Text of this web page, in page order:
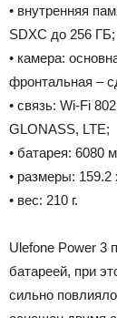
• внутренняя
SDXC до 256 ГБ;
• камера:
фронтальная –
• связь: Wi-Fi
GLONASS, LTE;
• батарея: 6080
• размеры:
• вес: 210 г.
Ulefone Power 3
батареей, при
сильно